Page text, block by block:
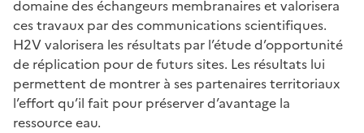
domaine des échangeurs membranaires et valorisera
ces travaux par des communications scientifiques.
H2V valorisera les résultats par l’étude d’opportunité
de réplication pour de futurs sites. Les résultats lui
permettent de montrer à ses partenaires territoriaux
l’effort qu’il fait pour préserver d’avantage la
ressource eau.